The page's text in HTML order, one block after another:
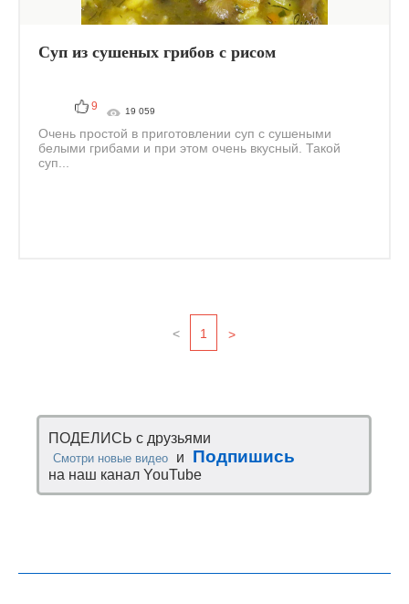
Суп из сушеных грибов с рисом
9 19 059
Очень простой в приготовлении суп с сушеными
белыми грибами и при этом очень вкусный. Такой
суп...
< 1 >
ПОДЕЛИСЬ с друзьями
Смотри новые видео и Подпишись
на наш канал YouTube